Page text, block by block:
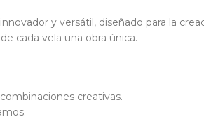
y versátil, diseñado para la
cada vela una obra única.
creativas.